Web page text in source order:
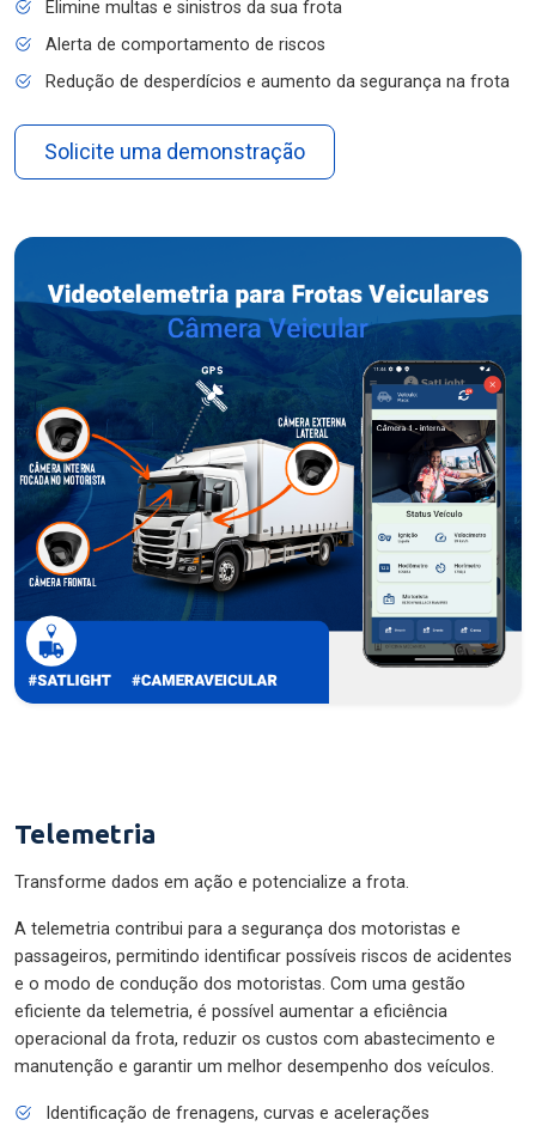
Elimine multas e sinistros da sua frota
Alerta de comportamento de riscos
Redução de desperdícios e aumento da segurança na frota
Solicite uma demonstração
Telemetria
Transforme dados em ação e potencialize a frota.
A telemetria contribui para a segurança dos motoristas e
passageiros, permitindo identificar possíveis riscos de acidentes
e o modo de condução dos motoristas. Com uma gestão
eficiente da telemetria, é possível aumentar a eficiência
operacional da frota, reduzir os custos com abastecimento e
manutenção e garantir um melhor desempenho dos veículos.
Identificação de frenagens, curvas e acelerações